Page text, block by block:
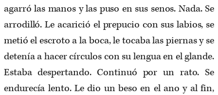
agarró las manos y las puso en sus senos. Nada. Se
arrodilló. Le acarició el prepucio con sus labios, se
metió el escroto a la boca, le tocaba las piernas y se
detenía a hacer círculos con su lengua en el glande.
Estaba despertando. Continuó por un rato. Se
endurecía lento. Le dio un beso en el ano y al fin,